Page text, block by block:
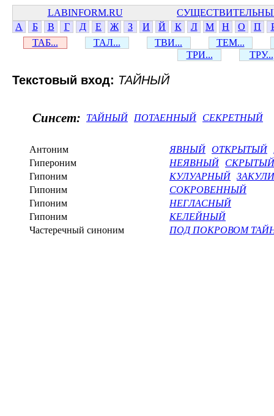
LABINFORM.RU
А
Б В Г Д Е Ж З И Й К Л М Н О П
ТАБ...
ТАЛ... ТВИ...
ТЕМ...
ТРИ...
ТРУ...
Текстовый вход: ТАЙНЫЙ
Синсет: ТАЙНЫЙ ПОТАЕННЫЙ СЕКРЕТНЫЙ
Антоним ЯВНЫЙ ОТКРЫТЫЙ
Гипероним
НЕЯВНЫЙ
СКРЫТЫЙ
Гипоним
КУЛУАРНЫЙ
Гипоним
СОКРОВЕННЫЙ
Гипоним
НЕГЛАСНЫЙ
Гипоним
КЕЛЕЙНЫЙ
Частеречный синоним
ПОД ПОКРОВОМ